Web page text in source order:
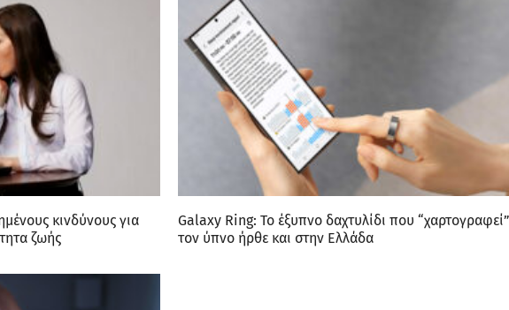
κινδύνους για
ζωής
Galaxy Ring: Το έξυπνο δαχτυλίδι που “χαρτογραφεί”
τον ύπνο ήρθε και στην Ελλάδα